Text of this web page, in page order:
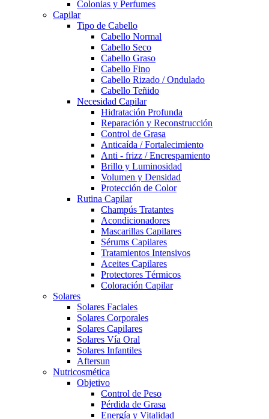
Colonias y Perfumes
Capilar
Tipo de Cabello
Cabello Normal
Cabello Seco
Cabello Graso
Cabello Fino
Cabello Rizado / Ondulado
Cabello Teñido
Necesidad Capilar
Hidratación Profunda
Reparación y Reconstrucción
Control de Grasa
Anticaída / Fortalecimiento
Anti - frizz / Encrespamiento
Brillo y Luminosidad
Volumen y Densidad
Protección de Color
Rutina Capilar
Champús Tratantes
Acondicionadores
Mascarillas Capilares
Sérums Capilares
Tratamientos Intensivos
Aceites Capilares
Protectores Térmicos
Coloración Capilar
Solares
Solares Faciales
Solares Corporales
Solares Capilares
Solares Vía Oral
Solares Infantiles
Aftersun
Nutricosmética
Objetivo
Control de Peso
Pérdida de Grasa
Energía y Vitalidad